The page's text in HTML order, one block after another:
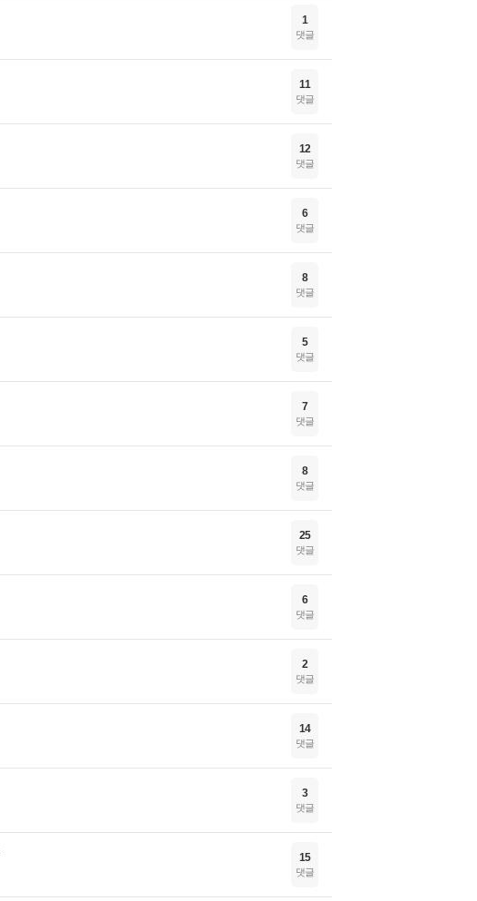
1
댓글
11
댓글
12
댓글
6
댓글
8
댓글
5
댓글
7
댓글
8
댓글
25
댓글
6
댓글
2
댓글
14
댓글
3
댓글
15
댓글